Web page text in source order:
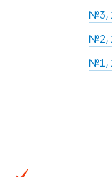
№3,
№2,
№1,